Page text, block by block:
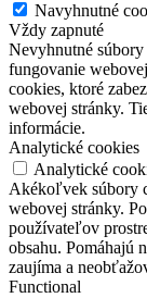
Navyhnutné
Vždy zapnuté
Nevyhnutné súbory
fungovanie
cookies, ktoré
webovej stránky.
informácie.
Analytické cookies
Analytické
Akékoľvek súbory
webovej stránky.
používateľov
obsahu. Pomáhajú
zaujíma a
Functional